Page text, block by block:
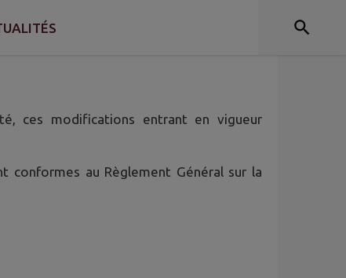
ces modifications entrant en vigueur
conformes au Règlement Général sur la